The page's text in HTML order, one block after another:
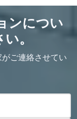
ンについ
。
ご連絡させてい